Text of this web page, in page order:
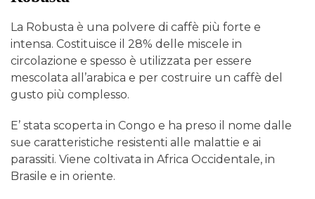
La Robusta è una polvere di caffè più forte e
intensa. Costituisce il 28% delle miscele in
circolazione e spesso è utilizzata per essere
mescolata all’arabica e per costruire un caffè del
gusto più complesso.
E’ stata scoperta in Congo e ha preso il nome dalle
sue caratteristiche resistenti alle malattie e ai
parassiti. Viene coltivata in Africa Occidentale, in
Brasile e in oriente.